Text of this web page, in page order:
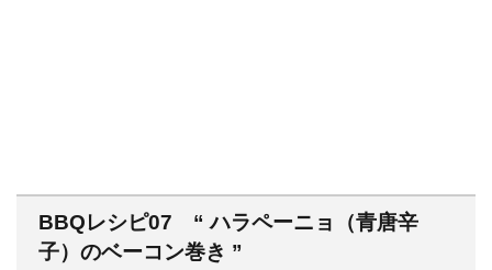
BBQレシピ07 “ ハラペーニョ（青唐辛
子）のベーコン巻き ”